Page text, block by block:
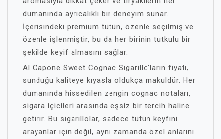
dumanında ayrıcalıklı bir deneyim sunar.
İçerisindeki premium tütün, özenle seçilmiş ve
özenle işlenmiştir, bu da her birinin tutkulu bir
şekilde keyif almasını sağlar.
Al Capone Sweet Cognac Sigarillo'ların fiyatı,
sunduğu kaliteye kıyasla oldukça makuldür. Her
dumanında hissedilen zengin cognac notaları,
sigara içicileri arasında eşsiz bir tercih haline
getirir. Bu sigarillolar, sadece tütün keyfini
arayanlar için değil, aynı zamanda özel anlarını